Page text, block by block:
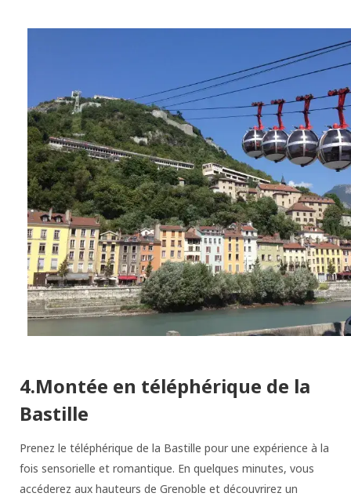
4.Montée en téléphérique de la
Bastille
Prenez le téléphérique de la Bastille pour une expérience à la
fois sensorielle et romantique. En quelques minutes, vous
accéderez aux hauteurs de Grenoble et découvrirez un